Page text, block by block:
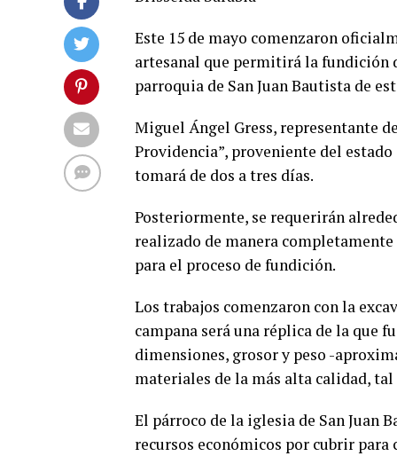
Este 15 de mayo comenzaron
artesanal que permitirá la fundición
parroquia de San Juan Bautista de
Miguel Ángel Gress, representante
Providencia”, proveniente del
tomará de dos a tres días.
Posteriormente, se requerirán
realizado de manera
para el proceso de fundición.
Los trabajos comenzaron con la
campana será una réplica de la que
dimensiones, grosor y peso -
materiales de la más alta calidad,
El párroco de la iglesia de San Juan
recursos económicos por cubrir para